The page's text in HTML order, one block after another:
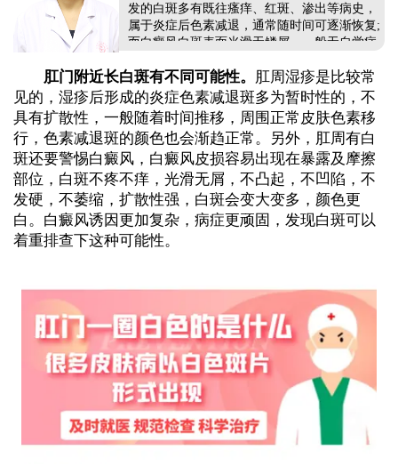
发的白斑多有既往瘙痒、红斑、渗出等病史，
属于炎症后色素减退，通常随时间可逐渐恢复;
而白癜风白斑表面光滑无鳞屑，一般无自觉症
灯、三维皮肤CT检查，明确白斑类型与成因，
再由医生制定针对性治疗方案，尽早干预可促
进病情恢复。...
肛门附近长白斑有不同可能性。
肛周湿疹是比较常
见的，湿疹后形成的炎症色素减退斑多为暂时性的，不
具有扩散性，一般随着时间推移，周围正常皮肤色素移
行，色素减退斑的颜色也会渐趋正常。另外，肛周有白
斑还要警惕白癜风，白癜风皮损容易出现在暴露及摩擦
部位，白斑不疼不痒，光滑无屑，不凸起，不凹陷，不
发硬，不萎缩，扩散性强，白斑会变大变多，颜色更
白。白癜风诱因更加复杂，病症更顽固，发现白斑可以
着重排查下这种可能性。